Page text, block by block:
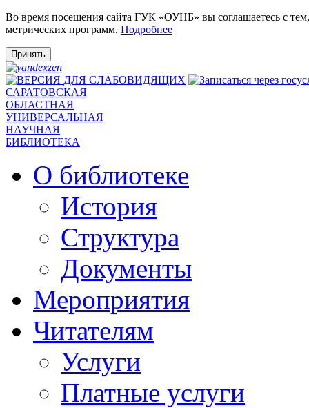
Во время посещения сайта ГУК «ОУНБ» вы соглашаетесь с
метрических программ. Подробнее
Принять
САРАТОВСКАЯ
ОБЛАСТНАЯ
УНИВЕРСАЛЬНАЯ
НАУЧНАЯ
БИБЛИОТЕКА
О библиотеке
История
Структура
Документы
Мероприятия
Читателям
Услуги
Платные услуги